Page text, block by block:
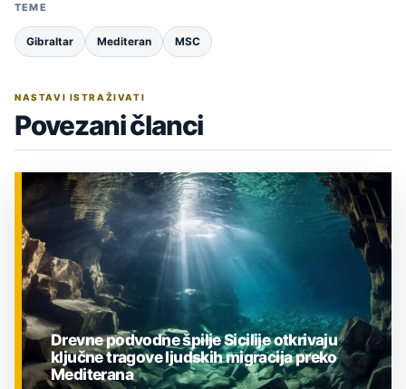
TEME
Gibraltar Mediteran MSC
NASTAVI ISTRAŽIVATI
Povezani članci
Drevne podvodne špilje Sicilije otkrivaju
ključne tragove ljudskih migracija preko
Mediterana